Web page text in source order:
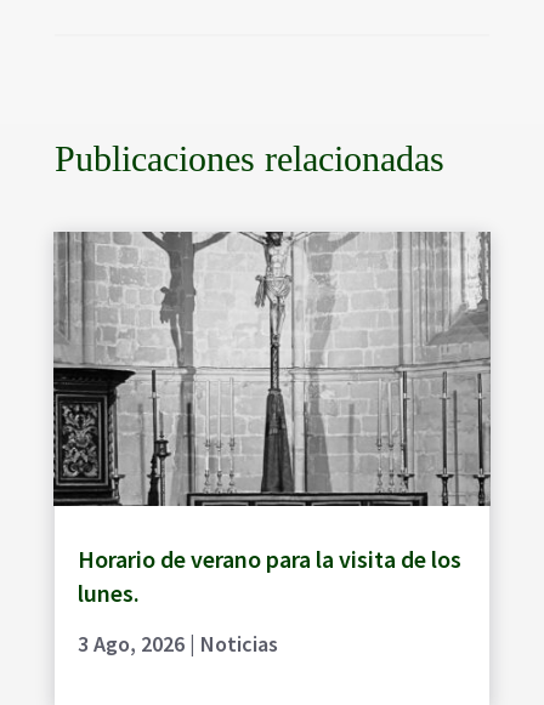
Publicaciones relacionadas
Horario de verano para la visita de los
lunes.
3 Ago, 2026| Noticias